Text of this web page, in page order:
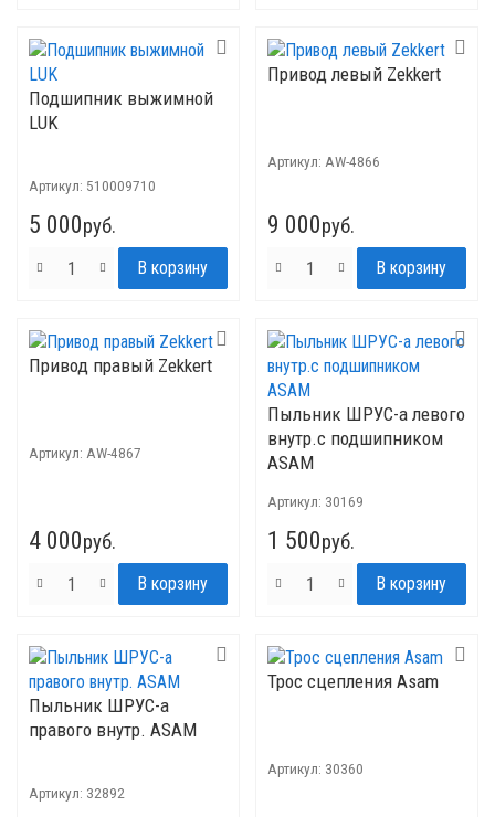
Подшипник выжимной
LUK
Артикул: 510009710
5 000руб.
Привод левый Zekkert
Артикул: AW-4866
9 000руб.
Привод правый Zekkert
Артикул: AW-4867
4 000руб.
Пыльник ШРУС-а левого
внутр.с подшипником
ASAM
Артикул: 30169
1 500руб.
Пыльник ШРУС-а
правого внутр. ASAM
Артикул: 32892
Трос сцепления Asam
Артикул: 30360